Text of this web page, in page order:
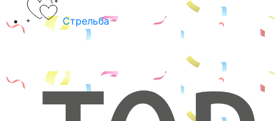
Стрельба